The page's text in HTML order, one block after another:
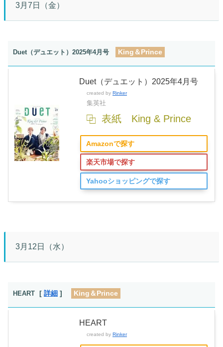
3月7日（金）
Duet（デュエット）2025年4月号 King＆Prince
Duet（デュエット）2025年4月号
created by Rinker
集英社
表紙 King & Prince
Amazonで探す
楽天市場で探す
Yahooショッピングで探す
3月12日（水）
HEART [ 詳細 ] King＆Prince
HEART
created by Rinker